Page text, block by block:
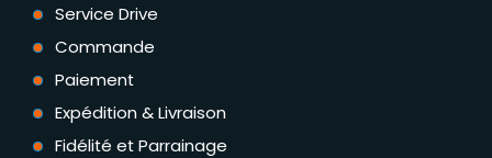
Service Drive
Commande
Paiement
Expédition & Livraison
Fidélité et Parrainage